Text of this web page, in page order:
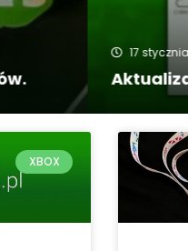
Pass – styczeń
XBOX